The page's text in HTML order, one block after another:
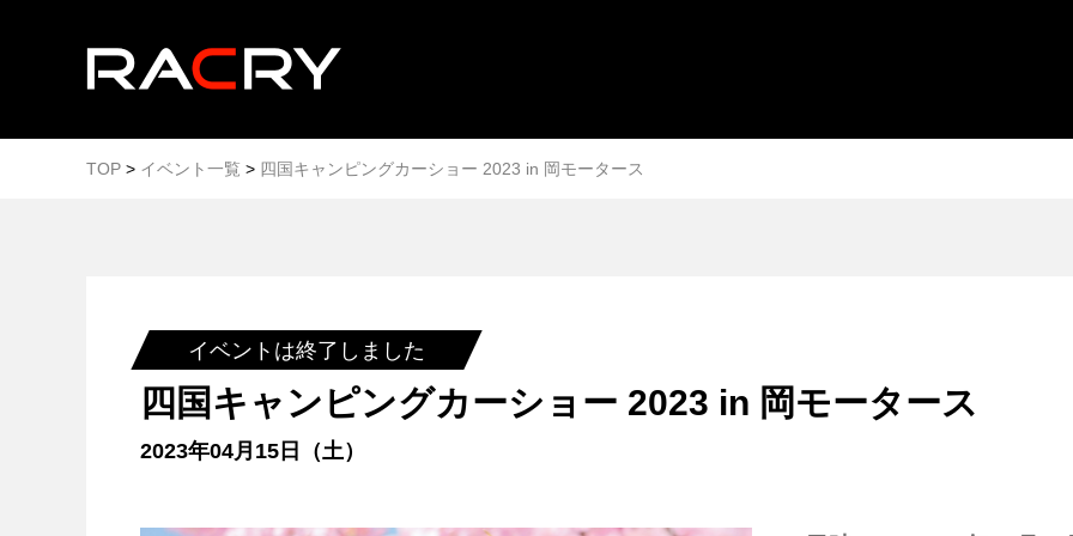
TOP > イベント一覧 > 四国キャンピングカーショー 2023 in 岡モータース
イベントは終了しました
四国キャンピングカーショー 2023 in 岡モータース
2023年04月15日（土）